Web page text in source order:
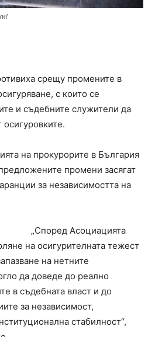
срещу промените в
с които се
и съдебните служители да
на прокурорите в България
промени засягат
за независимостта на
власт.
на осигурителната тежест
на нетните
да доведе до реално
в съдебната власт и до
за независимост,
стабилност“,